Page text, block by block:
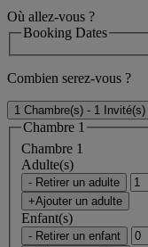
Où allez-vous ?
Booking Dates
Combien serez-vous ?
1 Chambre(s) - 1 Invité(s)
Chambre 1
Chambre 1
Adulte(s)
- Retirer un adulte
+Ajouter un adulte
Enfant(s)
- Retirer un enfant